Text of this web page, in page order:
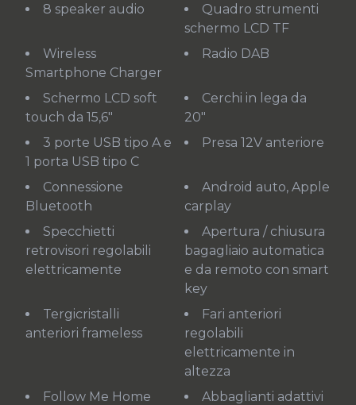
8 speaker audio
Quadro strumenti
schermo LCD TF
Wireless
Smartphone Charger
Radio DAB
Schermo LCD soft
touch da 15,6"
Cerchi in lega da
20"
3 porte USB tipo A e
1 porta USB tipo C
Presa 12V anteriore
Connessione
Bluetooth
Android auto, Apple
carplay
Specchietti
retrovisori regolabili
elettricamente
Apertura / chiusura
bagagliaio automatica
e da remoto con smart
key
Tergicristalli
anteriori frameless
Fari anteriori
regolabili
elettricamente in
altezza
Follow Me Home
Abbaglianti adattivi